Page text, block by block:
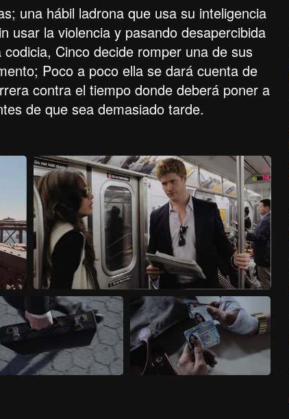
una hábil ladrona que usa su inteligencia
usar la violencia y pasando desapercibida
Cinco decide romper una de sus
Poco a poco ella se dará cuenta de
contra el tiempo donde deberá poner a
de que sea demasiado tarde.